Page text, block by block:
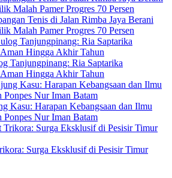
Tenis di Jalan Rimba Jaya Berani
Malah Pamer Progres 70 Persen
Tanjungpinang: Ria Saptarika
Hingga Akhir Tahun
Kasu: Harapan Kebangsaan dan Ilmu
Ponpes Nur Iman Batam
Surga Eksklusif di Pesisir Timur